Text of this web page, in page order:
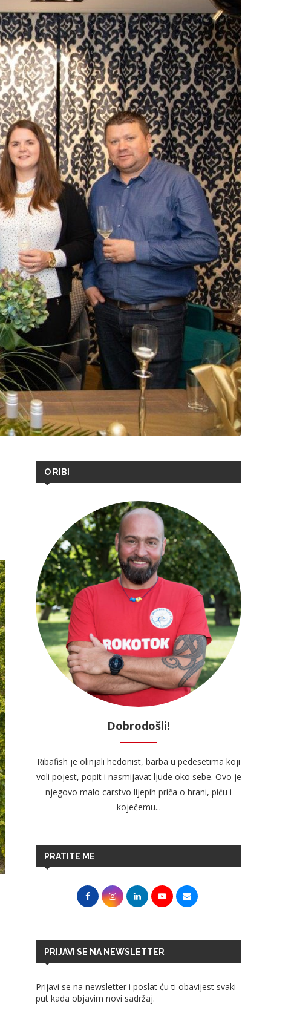
O RIBI
Dobrodošli!
Ribafish je olinjali hedonist, barba u pedesetima koji
voli pojest, popit i nasmijavat ljude oko sebe. Ovo je
njegovo malo carstvo lijepih priča o hrani, piću i
koječemu...
PRATITE ME
PRIJAVI SE NA NEWSLETTER
Prijavi se na newsletter i poslat ću ti obavijest svaki
put kada objavim novi sadržaj.